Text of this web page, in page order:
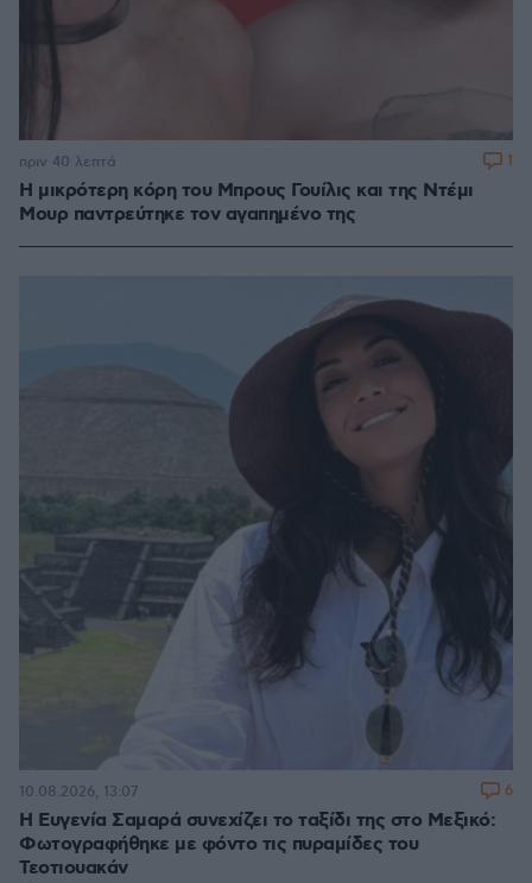
Η μικρότερη κόρη του Μπρους Γουίλις και της Ντέμι
Μουρ παντρεύτηκε τον αγαπημένο της
πριν 40 λεπτά 1
Η Ευγενία Σαμαρά συνεχίζει το ταξίδι της στο Μεξικό:
Φωτογραφήθηκε με φόντο τις πυραμίδες του
Τεοτιουακάν
10.08.2026, 13:07 6